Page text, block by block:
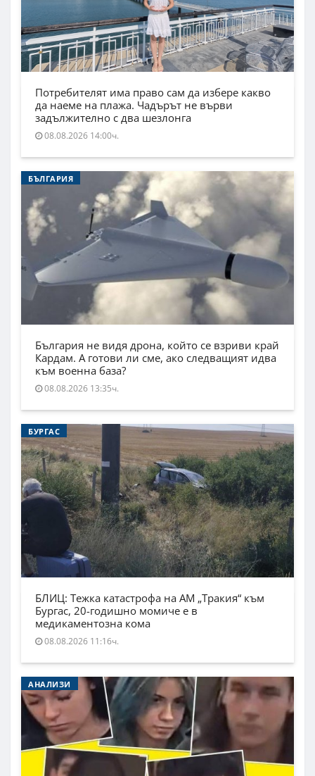
Потребителят има право сам да избере какво
да наеме на плажа. Чадърът не върви
задължително с два шезлонга
08.08.2026 14:00ч.
БЪЛГАРИЯ
България не видя дрона, който се взриви край
Кардам. А готови ли сме, ако следващият идва
към военна база?
08.08.2026 13:35ч.
БУРГАС
БЛИЦ: Тежка катастрофа на АМ „Тракия“ към
Бургас, 20-годишно момиче е в
медикаментозна кома
08.08.2026 11:16ч.
АНАЛИЗИ